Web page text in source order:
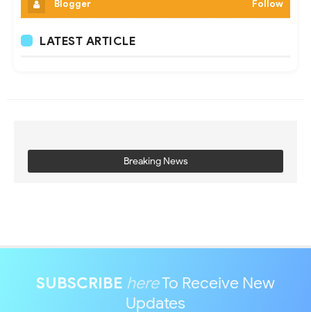
Blogger Follow
LATEST ARTICLE
Breaking News
SUBSCRIBE hereTo Receive New
Updates